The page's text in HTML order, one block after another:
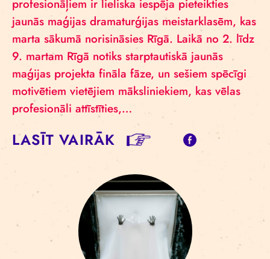
profesionāļiem ir lieliska iespēja pieteikties
jaunās maģijas dramaturģijas meistarklasēm, kas
marta sākumā norisināsies Rīgā. Laikā no 2. līdz
9. martam Rīgā notiks starptautiskā jaunās
maģijas projekta fināla fāze, un sešiem spēcīgi
motivētiem vietējiem māksliniekiem, kas vēlas
profesionāli attīstīties,…
LASĪT VAIRĀK